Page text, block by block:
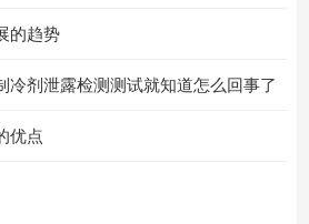
的趋势
冷剂泄露检测测试就知道怎么回事了
优点